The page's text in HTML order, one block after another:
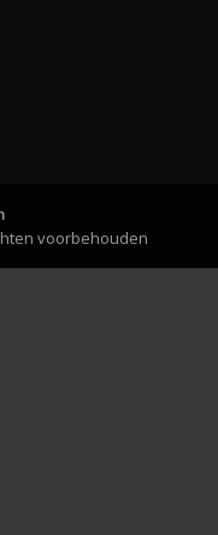
voorbehouden